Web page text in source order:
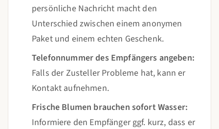
persönliche Nachricht macht den
Unterschied zwischen einem anonymen
Paket und einem echten Geschenk.
Telefonnummer des Empfängers angeben:
Falls der Zusteller Probleme hat, kann er
Kontakt aufnehmen.
Frische Blumen brauchen sofort Wasser:
Informiere den Empfänger ggf. kurz, dass er